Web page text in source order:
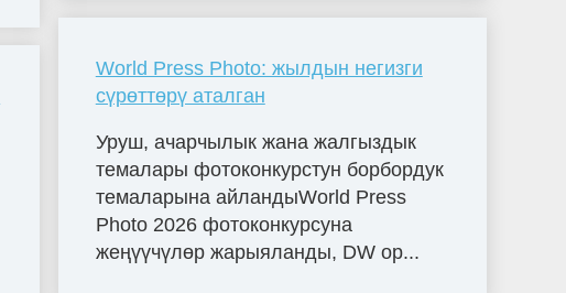
World Press Photo: жылдын негизги
сүрөттөрү аталган
Уруш, ачарчылык жана жалгыздык
темалары фотоконкурстун борбордук
темаларына айландыWorld Press
Photo 2026 фотоконкурсуна
жеңүүчүлөр жарыяланды, DW ор...